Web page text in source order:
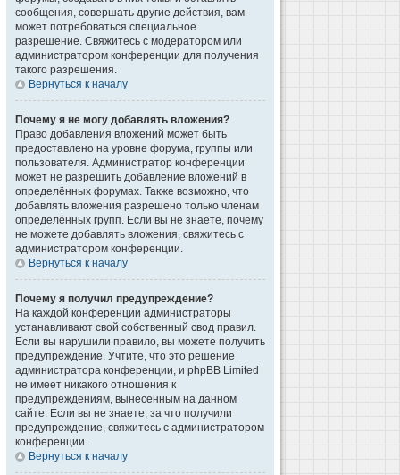
сообщения, совершать другие действия, вам
может потребоваться специальное
разрешение. Свяжитесь с модератором или
администратором конференции для получения
такого разрешения.
Вернуться к началу
Почему я не могу добавлять вложения?
Право добавления вложений может быть
предоставлено на уровне форума, группы или
пользователя. Администратор конференции
может не разрешить добавление вложений в
определённых форумах. Также возможно, что
добавлять вложения разрешено только членам
определённых групп. Если вы не знаете, почему
не можете добавлять вложения, свяжитесь с
администратором конференции.
Вернуться к началу
Почему я получил предупреждение?
На каждой конференции администраторы
устанавливают свой собственный свод правил.
Если вы нарушили правило, вы можете получить
предупреждение. Учтите, что это решение
администратора конференции, и phpBB Limited
не имеет никакого отношения к
предупреждениям, вынесенным на данном
сайте. Если вы не знаете, за что получили
предупреждение, свяжитесь с администратором
конференции.
Вернуться к началу